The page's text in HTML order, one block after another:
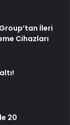
İleri
Cihazları
20